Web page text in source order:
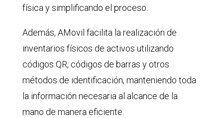
física y simplificando el proceso.
Además, AMovil facilita la realización de
inventarios físicos de activos utilizando
códigos QR, códigos de barras y otros
métodos de identificación, manteniendo toda
la información necesaria al alcance de la
mano de manera eficiente.